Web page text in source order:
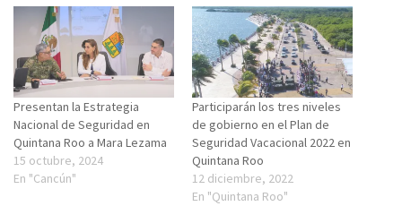
Presentan la Estrategia
Nacional de Seguridad en
Quintana Roo a Mara Lezama
15 octubre, 2024
En "Cancún"
Participarán los tres niveles
de gobierno en el Plan de
Seguridad Vacacional 2022 en
Quintana Roo
12 diciembre, 2022
En "Quintana Roo"